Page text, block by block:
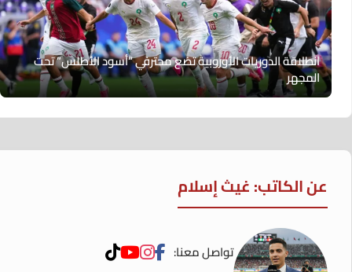
انطلاقة الدوريات الأوروبية تضع محترفي “أسود الأطلس” تحت
المجهر
عن الكاتب: غيث إسلام
تواصل معنا: